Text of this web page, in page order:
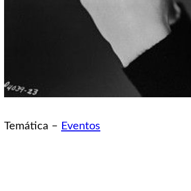
Temática – Eventos